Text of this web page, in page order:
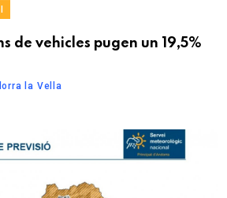
de vehicles pugen un 19,5%
la Vella